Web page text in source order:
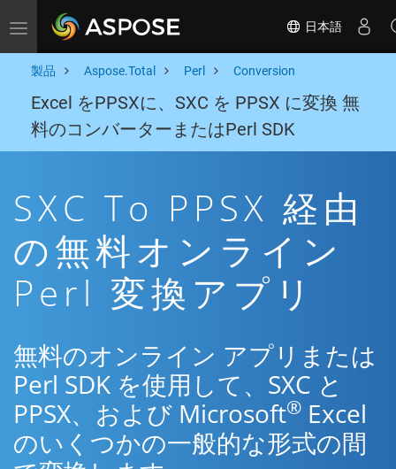
Toggle navigation 日本語
製品 Aspose.Total Perl Conversion
Excel をPPSXに、SXC を PPSX に変換 無
料のコンバーターまたはPerl SDK
SXC To PPSX 経由
の無料オンライン
Perl 変換アプリ
無料のオンライン アプリまたは
Perl SDK を使用して、SXC と
PPSX、および Microsoft® Excel
のいくつかの一般的な形式の間